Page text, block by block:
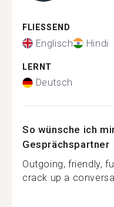
FLIESSEND
Englisch Hindi
LERNT
Deutsch
So wünsche ich
Gesprächspartner
Outgoing, friendly,
crack up a